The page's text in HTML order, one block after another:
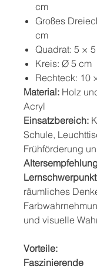
cm
Großes
cm
Quadrat: 5 ×
Kreis: Ø 5 cm
Rechteck: 10
Material: Holz
Acryl
Einsatzbereich:
Schule,
Frühförderung
räumliches
und visuelle
Vorteile:
Faszinierende